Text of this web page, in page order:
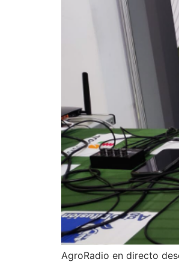
AgroRadio en directo